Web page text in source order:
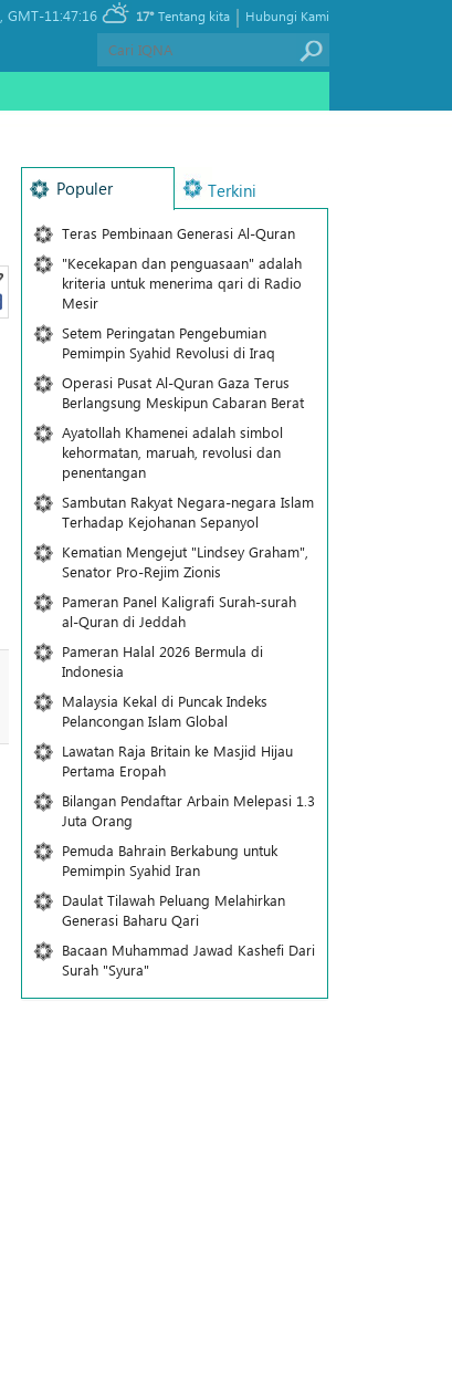
GMT-11:47:16 17° Hubungi Kami
|
Tentang kita
Populer Terkini
Teras Pembinaan Generasi Al-Quran
"Kecekapan dan penguasaan" adalah
kriteria untuk menerima qari di Radio
Mesir
Setem Peringatan Pengebumian
Pemimpin Syahid Revolusi di Iraq
Operasi Pusat Al-Quran Gaza Terus
Berlangsung Meskipun Cabaran Berat
Ayatollah Khamenei adalah simbol
kehormatan, maruah, revolusi dan
penentangan
Sambutan Rakyat Negara-negara Islam
Terhadap Kejohanan Sepanyol
Kematian Mengejut "Lindsey Graham",
Senator Pro-Rejim Zionis
Pameran Panel Kaligrafi Surah-surah
al-Quran di Jeddah
Pameran Halal 2026 Bermula di
Indonesia
Malaysia Kekal di Puncak Indeks
Pelancongan Islam Global
Lawatan Raja Britain ke Masjid Hijau
Pertama Eropah
Bilangan Pendaftar Arbain Melepasi 1.3
Juta Orang
Pemuda Bahrain Berkabung untuk
Pemimpin Syahid Iran
Daulat Tilawah Peluang Melahirkan
Generasi Baharu Qari
Bacaan Muhammad Jawad Kashefi Dari
Surah "Syura"